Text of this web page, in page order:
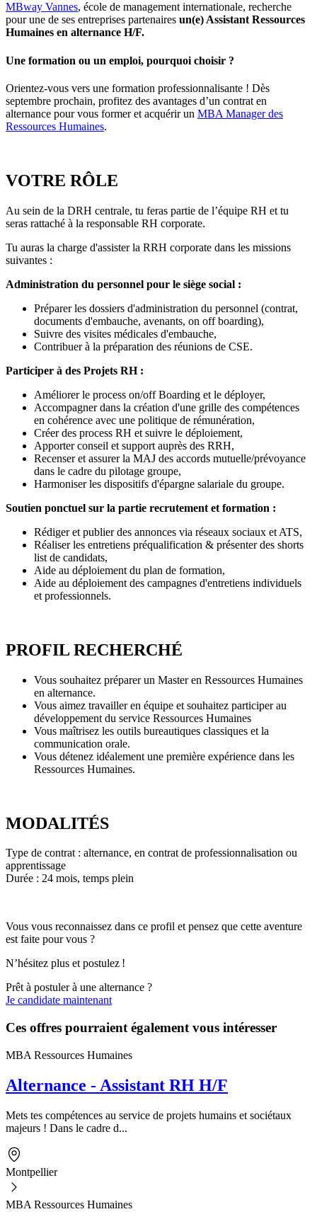
MBway Vannes, école de management internationale, recherche
pour une de ses entreprises partenaires un(e) Assistant Ressources
Humaines en alternance H/F.
Une formation ou un emploi, pourquoi choisir ?
Orientez-vous vers une formation professionnalisante ! Dès
septembre prochain, profitez des avantages d’un contrat en
alternance pour vous former et acquérir un MBA Manager des
Ressources Humaines.
VOTRE RÔLE
Au sein de la DRH centrale, tu feras partie de l’équipe RH et tu
seras rattaché à la responsable RH corporate.
Tu auras la charge d'assister la RRH corporate dans les missions
suivantes :
Administration du personnel pour le siège social :
Préparer les dossiers d'administration du personnel (contrat,
documents d'embauche, avenants, on off boarding),
Suivre des visites médicales d'embauche,
Contribuer à la préparation des réunions de CSE.
Participer à des Projets RH :
Améliorer le process on/off Boarding et le déployer,
Accompagner dans la création d'une grille des compétences
en cohérence avec une politique de rémunération,
Créer des process RH et suivre le déploiement,
Apporter conseil et support auprès des RRH,
Recenser et assurer la MAJ des accords mutuelle/prévoyance
dans le cadre du pilotage groupe,
Harmoniser les dispositifs d'épargne salariale du groupe.
Soutien ponctuel sur la partie recrutement et formation :
Rédiger et publier des annonces via réseaux sociaux et ATS,
Réaliser les entretiens préqualification & présenter des shorts
list de candidats,
Aide au déploiement du plan de formation,
Aide au déploiement des campagnes d'entretiens individuels
et professionnels.
PROFIL RECHERCHÉ
Vous souhaitez préparer un Master en Ressources Humaines
en alternance.
Vous aimez travailler en équipe et souhaitez participer au
développement du service Ressources Humaines
Vous maîtrisez les outils bureautiques classiques et la
communication orale.
Vous détenez idéalement une première expérience dans les
Ressources Humaines.
MODALITÉS
Type de contrat : alternance, en contrat de professionnalisation ou
apprentissage
Durée : 24 mois, temps plein
Vous vous reconnaissez dans ce profil et pensez que cette aventure
est faite pour vous ?
N’hésitez plus et postulez !
Prêt à postuler à une alternance ?
Je candidate maintenant
Ces offres pourraient également vous intéresser
MBA Ressources Humaines
Alternance - Assistant RH H/F
Mets tes compétences au service de projets humains et sociétaux
majeurs ! Dans le cadre d...
Montpellier
MBA Ressources Humaines